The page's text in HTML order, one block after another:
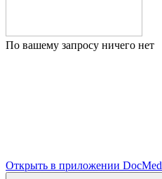
По вашему запросу ничего нет
Открыть в приложении DocMed